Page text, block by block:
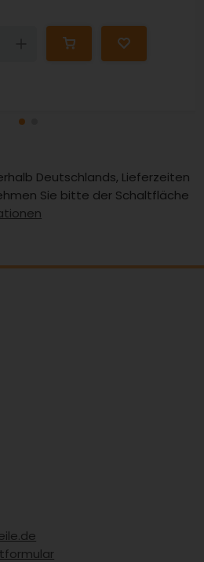
Deutschlands, Lieferzeiten
Sie bitte der Schaltfläche